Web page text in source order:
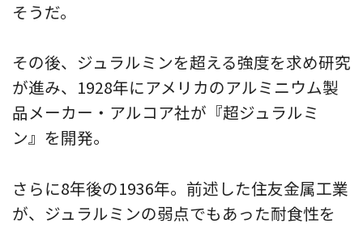
そうだ。
その後、ジュラルミンを超える強度を求め研究
が進み、1928年にアメリカのアルミニウム製
品メーカー・アルコア社が『超ジュラルミ
ン』を開発。
さらに8年後の1936年。前述した住友金属工業
が、ジュラルミンの弱点でもあった耐食性を